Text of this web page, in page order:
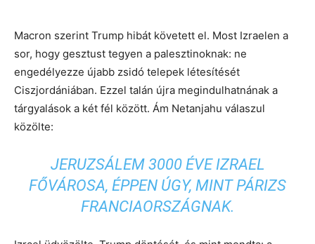
Macron szerint Trump hibát követett el. Most Izraelen a
sor, hogy gesztust tegyen a palesztinoknak: ne
engedélyezze újabb zsidó telepek létesítését
Ciszjordániában. Ezzel talán újra megindulhatnának a
tárgyalások a két fél között. Ám Netanjahu válaszul
közölte:
JERUZSÁLEM 3000 ÉVE IZRAEL
FŐVÁROSA, ÉPPEN ÚGY, MINT PÁRIZS
FRANCIAORSZÁGNAK.